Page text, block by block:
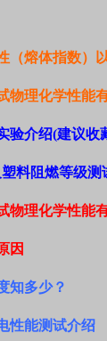
（熔体指数）
物理化学性能
验介绍(建议收
料阻燃等级测
物理化学性能
因
知多少？
性能测试介绍